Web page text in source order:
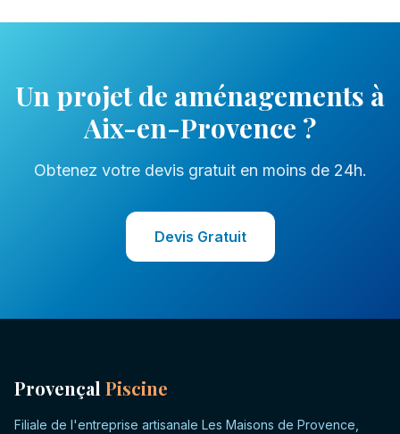
Un projet de aménagements à
Aix-en-Provence ?
Obtenez votre devis gratuit en moins de 24h.
Devis Gratuit
Provençal Piscine
Filiale de l'entreprise artisanale Les Maisons de Provence,